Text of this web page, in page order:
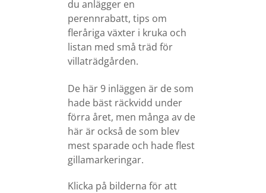
du anlägger en
perennrabatt, tips om
fleråriga växter i kruka och
listan med små träd för
villaträdgården.
De här 9 inläggen är de som
hade bäst räckvidd under
förra året, men många av de
här är också de som blev
mest sparade och hade flest
gillamarkeringar.
Klicka på bilderna för att